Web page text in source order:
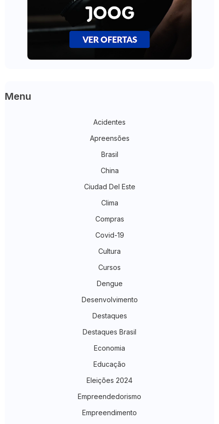
Menu
Acidentes
Apreensões
Brasil
China
Ciudad Del Este
Clima
Compras
Covid-19
Cultura
Cursos
Dengue
Desenvolvimento
Destaques
Destaques Brasil
Economia
Educação
Eleições 2024
Empreendedorismo
Empreendimento